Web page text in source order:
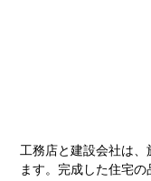
工務店と建設会社は
ます。完成した住宅